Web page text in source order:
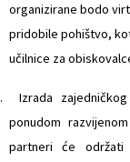
organizirane bodo
pridobile pohištvo,
učilnice za
Izrada zajedničkog
ponudom
partneri će održati